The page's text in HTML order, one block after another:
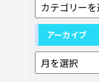
アーカイブ